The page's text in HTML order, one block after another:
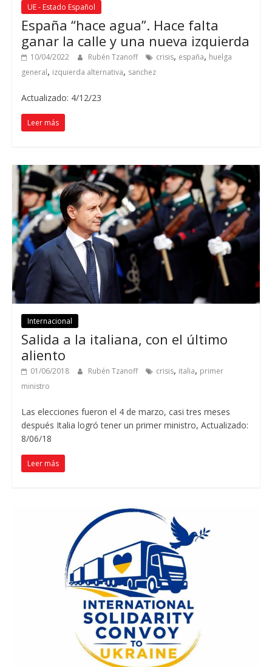
UE - Estado Español
España “hace agua”. Hace falta
ganar la calle y una nueva izquierda
10/04/2022 Rubén Tzanoff crisis, españa, huelga
general, izquierda alternativa, sanchez
Actualizado: 4/12/23
Leer más
Internacional
Salida a la italiana, con el último
aliento
01/06/2018 Rubén Tzanoff crisis, italia, primer
ministro
Las elecciones fueron el 4 de marzo, casi tres meses
después Italia logró tener un primer ministro, Actualizado:
8/06/18
Leer más